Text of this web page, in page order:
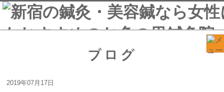
ブログ
2019年07月17日